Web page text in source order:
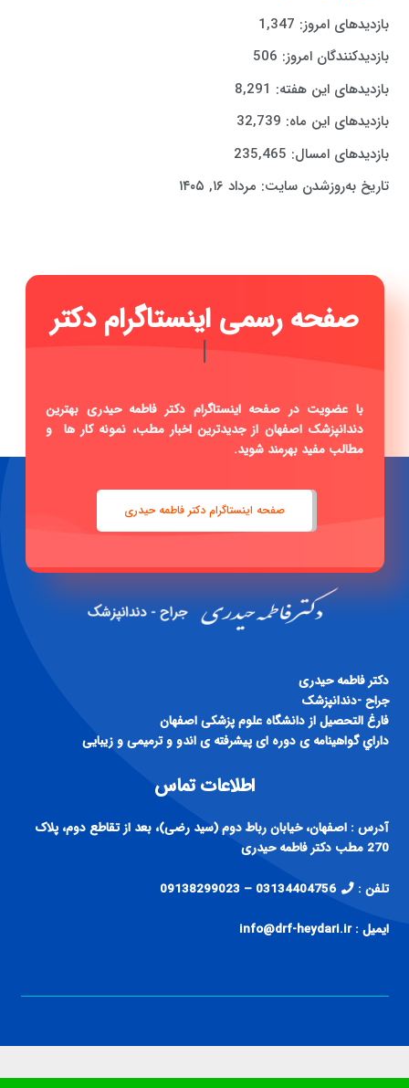
بازدیدهای امروز: 1,347
بازدیدکنندگان امروز: 506
بازدیدهای این هفته: 8,291
بازدیدهای این ماه: 32,739
بازدیدهای امسال: 235,465
تاریخ به‌روزشدن سایت: مرداد ۱۶, ۱۴۰۵
صفحه رسمی ا|
دندانپزشک اصفهان از جدیدترین اخبار مطب، نمونه کار ها و
مطالب مفید بهرمند شوید.
فارغ التحصيل از دانشگاه علوم پزشكی اصفهان
داراي گواهينامه ی دوره ای پيشرفته ی اندو و ترميمی و زيبايی
اطلاعات تماس
آدرس : اصفهان، خیابان رباط دوم (سید رضی)، بعد از تقاطع دوم، پلاک
تلفن : 03134404756 – 09138299023
ایمیل : info@drf-heydari.ir